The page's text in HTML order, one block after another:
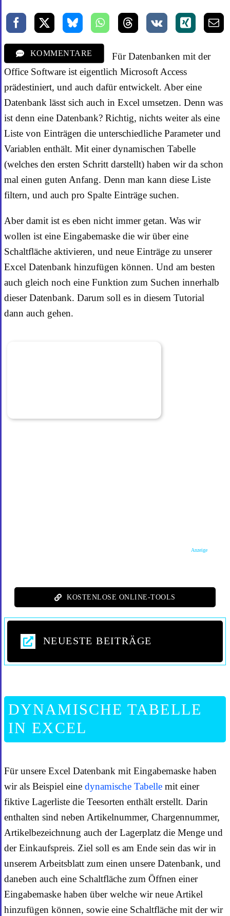
KOMMENTARE
Für Datenbanken mit der
Office Software ist eigentlich Microsoft Access
prädestiniert, und auch dafür entwickelt. Aber eine
Datenbank lässt sich auch in Excel umsetzen. Denn was
ist denn eine Datenbank? Richtig, nichts weiter als eine
Liste von Einträgen die unterschiedliche Parameter und
Variablen enthält. Mit einer dynamischen Tabelle
(welches den ersten Schritt darstellt) haben wir da schon
mal einen guten Anfang. Denn man kann diese Liste
filtern, und auch pro Spalte Einträge suchen.
Aber damit ist es eben nicht immer getan. Was wir
wollen ist eine Eingabemaske die wir über eine
Schaltfläche aktivieren, und neue Einträge zu unserer
Excel Datenbank hinzufügen können. Und am besten
auch gleich noch eine Funktion zum Suchen innerhalb
dieser Datenbank. Darum soll es in diesem Tutorial
dann auch gehen.
Anzeige
KOSTENLOSE ONLINE-TOOLS
NEUESTE BEITRÄGE
DYNAMISCHE TABELLE
IN EXCEL
Für unsere Excel Datenbank mit Eingabemaske haben
wir als Beispiel eine dynamische Tabelle mit einer
fiktive Lagerliste die Teesorten enthält erstellt. Darin
enthalten sind neben Artikelnummer, Chargennummer,
Artikelbezeichnung auch der Lagerplatz die Menge und
der Einkaufspreis. Ziel soll es am Ende sein das wir in
unserem Arbeitsblatt zum einen unsere Datenbank, und
daneben auch eine Schaltfläche zum Öffnen einer
Eingabemaske haben über welche wir neue Artikel
hinzufügen können, sowie eine Schaltfläche mit der wir